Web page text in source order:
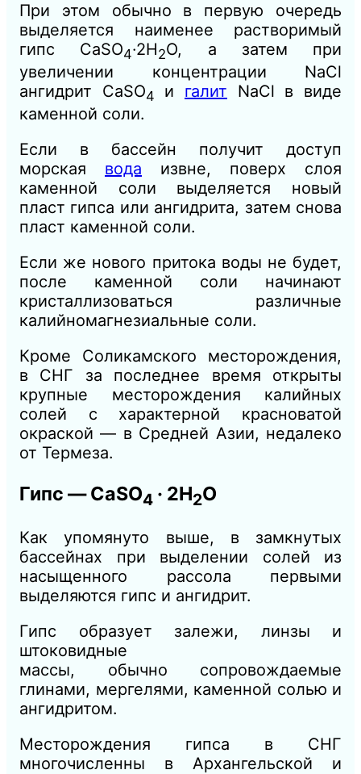
При этом обычно в первую очередь
выделяется наименее растворимый
гипс CaSО4·2H2О, а затем при
увеличении концентрации NaCl
ангидрит CaSO4 и галит NaCl в виде
каменной соли.
Если в бассейн получит доступ
морская вода извне, поверх слоя
каменной соли выделяется новый
пласт гипса или ангидрита, затем снова
пласт каменной соли.
Если же нового притока воды не будет,
после каменной соли начинают
кристаллизоваться различные
калийномагнезиальные соли.
Кроме Соликамского месторождения,
в СНГ за последнее время открыты
крупные месторождения калийных
солей с характерной красноватой
окраской — в Средней Азии, недалеко
от Термеза.
Гипс — CaSO4 · 2Н2O
Как упомянуто выше, в замкнутых
бассейнах при выделении солей из
насыщенного рассола первыми
выделяются гипс и ангидрит.
Гипс образует залежи, линзы и
штоковидные
массы, обычно сопровождаемые
глинами, мергелями, каменной солью и
ангидритом.
Месторождения гипса в СНГ
многочисленны в Архангельской и